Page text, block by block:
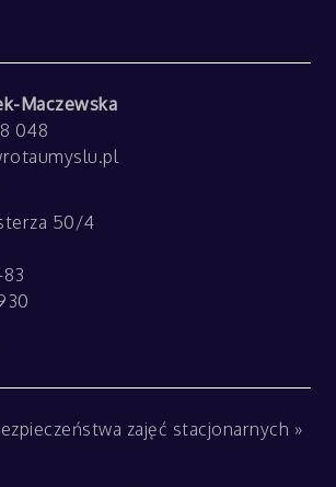
Maczewska
048
50/4
zajęć stacjonarnych »